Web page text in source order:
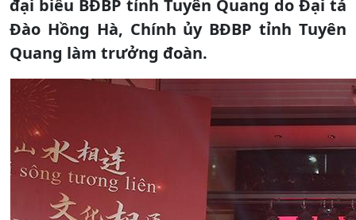
đại biểu BĐBP tỉnh Tuyên Quang do Đại tá
Đào Hồng Hà, Chính ủy BĐBP tỉnh Tuyên
Quang làm trưởng đoàn.